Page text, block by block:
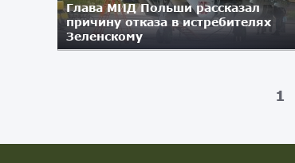
Глава МИД Польши рассказал
причину отказа в истребителях
Зеленскому
1